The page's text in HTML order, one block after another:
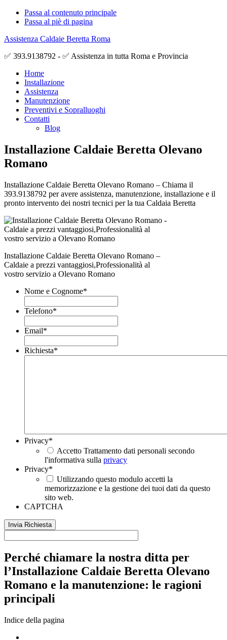
Passa al contenuto principale
Passa al piè di pagina
Assistenza Caldaie Beretta Roma
✅ 393.9138792 - ✅ Assistenza in tutta Roma e Provincia
Home
Installazione
Assistenza
Manutenzione
Preventivi e Sopralluoghi
Contatti
Blog
Installazione Caldaie Beretta Olevano
Romano
Installazione Caldaie Beretta Olevano Romano – Chiama il
393.9138792 per avere assistenza, manutenzione, installazione e il
pronto intervento dei nostri tecnici per la tua Caldaia Beretta
Installazione Caldaie Beretta Olevano Romano –
Caldaie a prezzi vantaggiosi,Professionalità al
vostro servizio a Olevano Romano
Nome e Cognome*
Telefono*
Email*
Richiesta*
Privacy*
Accetto Trattamento dati personali secondo
l'informativa sulla privacy
Privacy*
Utilizzando questo modulo accetti la
memorizzazione e la gestione dei tuoi dati da questo
sito web.
CAPTCHA
Perché chiamare la nostra ditta per
l’Installazione Caldaie Beretta Olevano
Romano e la manutenzione: le ragioni
principali
Indice della pagina